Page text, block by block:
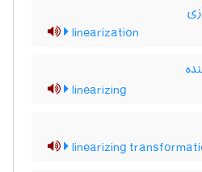
linearization
linearizing
linearizing